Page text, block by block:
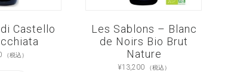
Castello
（税込）
Les Sablons – Blanc
de Noirs Bio Brut
Nature
¥13,200 （税込）